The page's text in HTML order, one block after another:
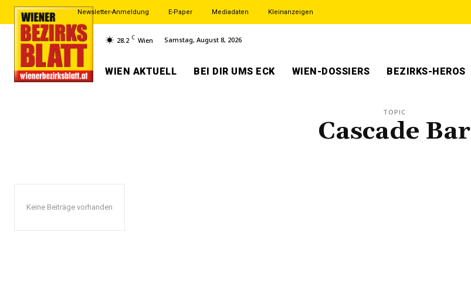
Newsletter-Anmeldung E-Paper Mediadaten Kleinanzeigen
28.2 C Wien Samstag, August 8, 2026
WIEN AKTUELL BEI DIR UMS ECK WIEN-DOSSIERS BEZIRKS-HEROS
TOPIC
Cascade Bar
Keine Beiträge vorhanden